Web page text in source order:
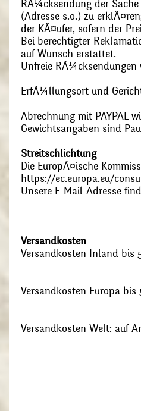
RÃ¼cksendung der
(Adresse s.o.) zu
der KÃ¤ufer, sofern der
Bei berechtigter
auf Wunsch erstattet.
Unfreie RÃ¼cksendungen
ErfÃ¼llungsort und
Abrechnung mit PAYPAL
Gewichtsangaben sind
Streitschlichtung
Die EuropÃ¤ische
https://ec.europa.eu/
Unsere E-Mail-Adresse
Versandkosten
Versandkosten Inland bis
Versandkosten Europa
Versandkosten Welt: auf